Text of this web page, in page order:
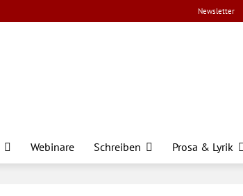
Newsletter
Webinare Schreiben Prosa & Lyrik